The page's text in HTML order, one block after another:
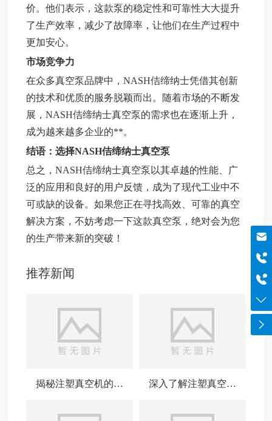
价。他们表示，这款泵的稳定性和可靠性大大提升
了生产效率，减少了故障率，让他们在生产过程中
更加安心。
市场竞争力
在众多真空泵品牌中，NASH佶缔纳士凭借其创新
的技术和优质的服务脱颖而出。随着市场的不断发
展，NASH佶缔纳士真空泵的需求也在逐渐上升，
成为越来越多企业的**。
结语：选择NASH佶缔纳士真空泵
总之，NASH佶缔纳士真空泵以其卓越的性能、广
泛的应用和良好的用户反馈，成为了现代工业中不
可或缺的设备。如果您正在寻找高效、可靠的真空
解决方案，不妨考虑一下这款真空泵，绝对会为您
的生产带来新的突破！
推荐新闻
揭秘注塑真空机的工
深入了解注塑真空机